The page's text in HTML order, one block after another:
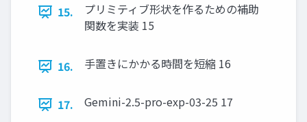
15.
プリミティブ形状を作るための補助
関数を実装 15
16. ⼿置きにかかる時間を短縮 16
17. Gemini-2.5-pro-exp-03-25 17